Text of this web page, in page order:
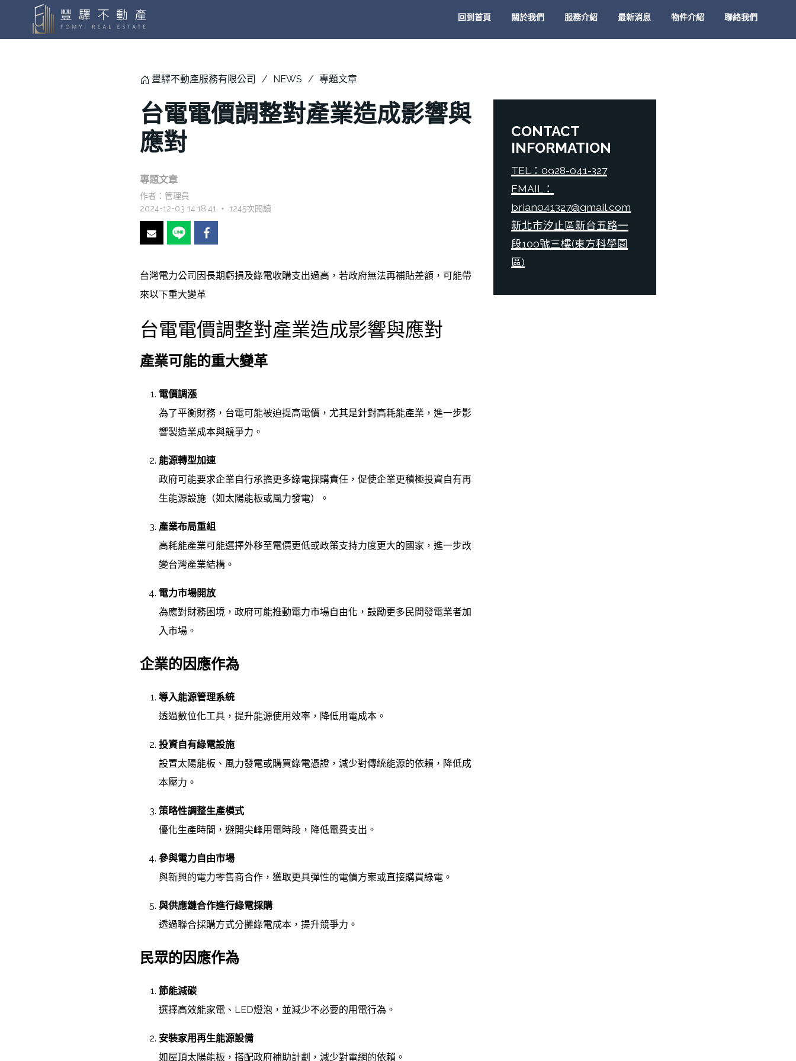
回到首頁 關於我們 服務介紹 最新消息 物件介紹 聯絡我們
豐驛不動產服務有限公司 NEWS 專題文章
台電電價調整對產業造成影響與
應對
專題文章
作者： 管理員
2024-12-03 14:18:41 ‧ 1245次閱讀
台灣電力公司因長期虧損及綠電收購支出過高，若政府無法再補貼差額，可能帶
來以下重大變革
台電電價調整對產業造成影響與應對
產業可能的重大變革
電價調漲
為了平衡財務，台電可能被迫提高電價，尤其是針對高耗能產業，進一步影
響製造業成本與競爭力。
能源轉型加速
政府可能要求企業自行承擔更多綠電採購責任，促使企業更積極投資自有再
生能源設施（如太陽能板或風力發電）。
產業布局重組
高耗能產業可能選擇外移至電價更低或政策支持力度更大的國家，進一步改
變台灣產業結構。
電力市場開放
為應對財務困境，政府可能推動電力市場自由化，鼓勵更多民間發電業者加
入市場。
企業的因應作為
導入能源管理系統
透過數位化工具，提升能源使用效率，降低用電成本。
投資自有綠電設施
設置太陽能板、風力發電或購買綠電憑證，減少對傳統能源的依賴，降低成
本壓力。
策略性調整生產模式
優化生產時間，避開尖峰用電時段，降低電費支出。
參與電力自由市場
與新興的電力零售商合作，獲取更具彈性的電價方案或直接購買綠電。
與供應鏈合作進行綠電採購
透過聯合採購方式分攤綠電成本，提升競爭力。
民眾的因應作為
節能減碳
選擇高效能家電、LED燈泡，並減少不必要的用電行為。
安裝家用再生能源設備
如屋頂太陽能板，搭配政府補助計劃，減少對電網的依賴。
CONTACT
INFORMATION
TEL：0928-041-327
EMAIL：
brian041327@gmail.com
新北市汐止區新台五路一
段100號三樓(東方科學園
區)